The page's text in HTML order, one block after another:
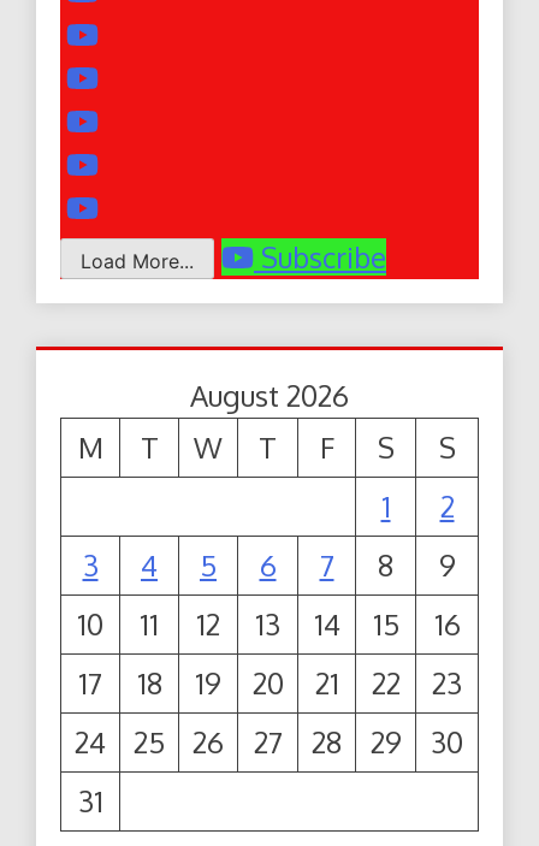
Load More... Subscribe
August 2026
M
T W T F S
S
1
2
3
4 5 6 7 8
9
10
11 12 13 14 15
16
17
18 19 20 21 22
23
24
25 26 27 28 29
30
31